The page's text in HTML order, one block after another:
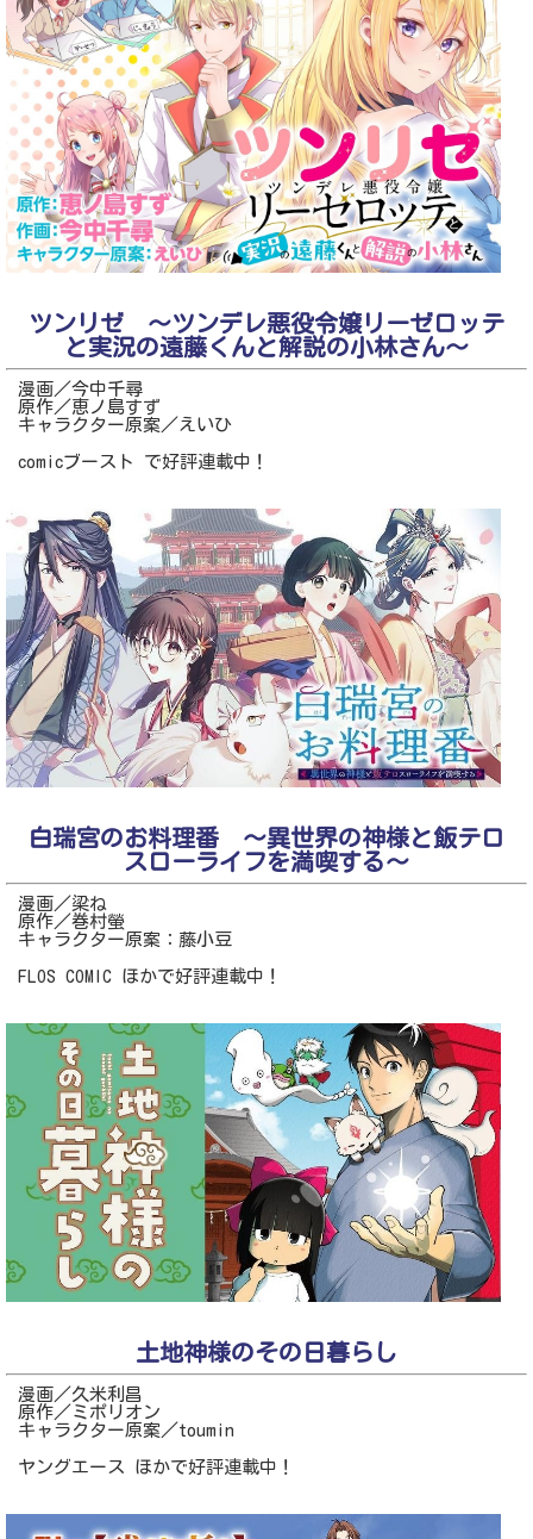
ツンリゼ ～ツンデレ悪役令嬢リーゼロッテ
と実況の遠藤くんと解説の小林さん～
漫画／今中千尋
原作／恵ノ島すず
キャラクター原案／えいひ
comicブースト で好評連載中！
白瑞宮のお料理番 〜異世界の神様と飯テロ
スローライフを満喫する〜
漫画／梁ね
原作／巻村螢
キャラクター原案：藤小豆
FLOS COMIC ほかで好評連載中！
土地神様のその日暮らし
漫画／久米利昌
原作／ミポリオン
キャラクター原案／toumin
ヤングエース ほかで好評連載中！